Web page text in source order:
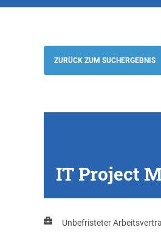
CFL
ZURÜCK ZUM SUCHERGEBNIS
IT Project
Unbefristeter